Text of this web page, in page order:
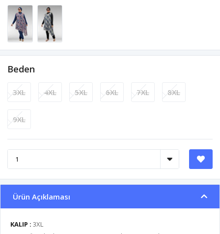
Beden
3XL 4XL 5XL 6XL 7XL 8XL
9XL
Ürün Açıklaması
KALIP : 3XL